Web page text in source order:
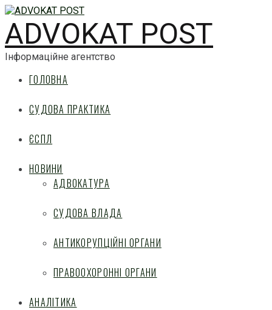
ADVOKAT POST
Інформаційне агентство
ГОЛОВНА
СУДОВА ПРАКТИКА
ЄСПЛ
НОВИНИ
АДВОКАТУРА
СУДОВА ВЛАДА
АНТИКОРУПЦІЙНІ ОРГАНИ
ПРАВООХОРОННІ ОРГАНИ
АНАЛІТИКА